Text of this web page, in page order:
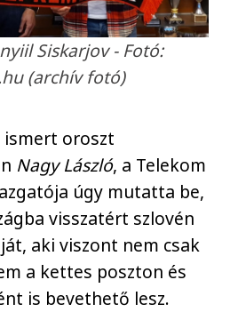
Siskarjov - Fotó:
(archív fotó)
ismert oroszt
Nagy László, a Telekom
úgy mutatta be,
visszatért szlovén
aki viszont nem csak
a kettes poszton és
is bevethető lesz.